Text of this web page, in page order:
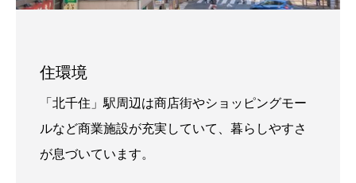
住環境
「北千住」駅周辺は商店街やショッピングモー
ルなど商業施設が充実していて、暮らしやすさ
が息づいています。